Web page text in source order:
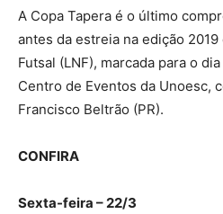
A Copa Tapera é o último
antes da estreia na edição 2019
Futsal (LNF), marcada para o
Centro de Eventos da Unoesc,
Francisco Beltrão (PR).
CONFIRA
Sexta-feira – 22/3